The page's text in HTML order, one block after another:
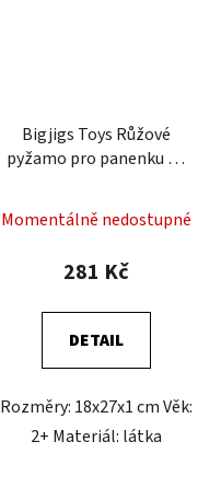
Bigjigs Toys Růžové
pyžamo pro panenku 38
Momentálně nedostupné
281 Kč
DETAIL
Rozměry: 18x27x1 cm Věk:
2+ Materiál: látka